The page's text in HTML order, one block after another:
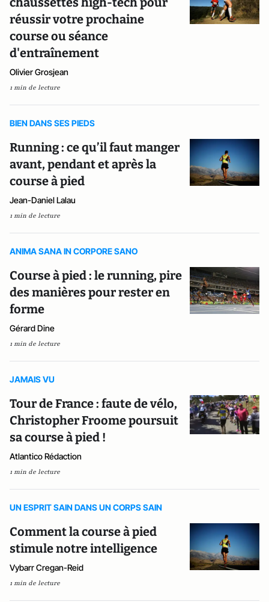
réussir votre prochaine
course ou séance
d'entraînement
Olivier Grosjean
1 min de lecture
BIEN DANS SES PIEDS
Running : ce qu’il faut manger
avant, pendant et après la
course à pied
Jean-Daniel Lalau
1 min de lecture
ANIMA SANA IN CORPORE SANO
Course à pied : le running, pire
des manières pour rester en
forme
Gérard Dine
1 min de lecture
JAMAIS VU
Tour de France : faute de vélo,
Christopher Froome poursuit
sa course à pied !
Atlantico Rédaction
1 min de lecture
UN ESPRIT SAIN DANS UN CORPS SAIN
Comment la course à pied
stimule notre intelligence
Vybarr Cregan-Reid
1 min de lecture